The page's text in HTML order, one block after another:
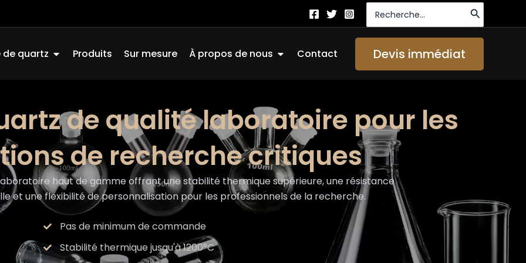
Recherche
de
de quartz Ouvrir Quartz Glass
Produits Sur mesure À propos de nous Ouvrir About Us
Contact Devis immédiat
de qualité laboratoire pour les
de recherche critiques
laboratoire haut de gamme offrant une stabilité thermique supérieure, une résistance
et une flexibilité de personnalisation pour les professionnels de la recherche.
Pas de minimum de commande
Stabilité thermique jusqu'à 1200°C